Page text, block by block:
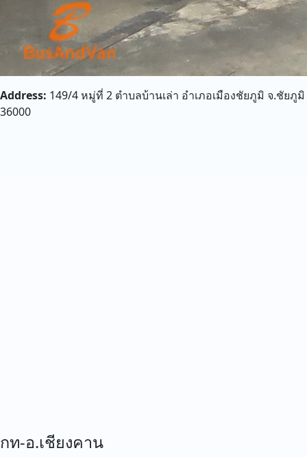
Address: 149/4 หมู่ที่ 2 ตำบลบ้านเล่า อำเภอเมืองชัยภูมิ จ.ชัยภูมิ
36000
กท-อ.เชียงคาน